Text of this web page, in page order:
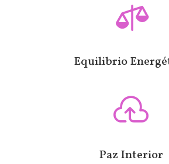

Equilibrio

Paz Interior